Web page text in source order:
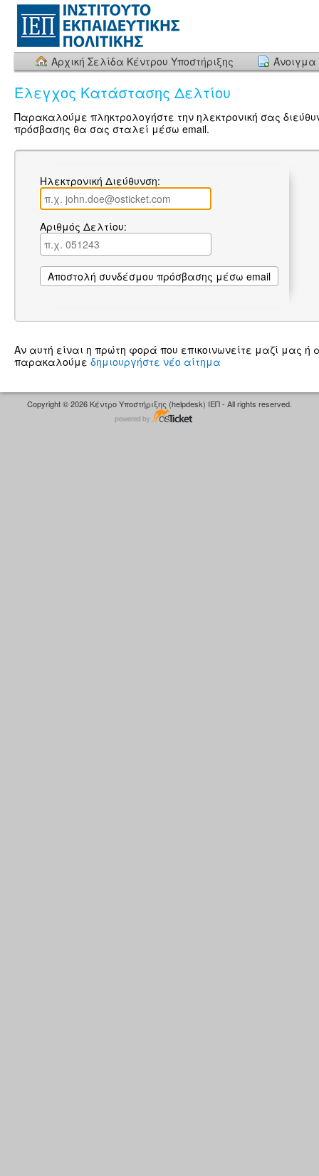
Αρχική Σελίδα Κέντρου Υποστήριξης Άνοιγμα
Έλεγχος Κατάστασης Δελτίου
Παρακαλούμε πληκτρολογήστε την ηλεκτρονική σας
πρόσβασης θα σας σταλεί μέσω email.
Ηλεκτρονική Διεύθυνση:
Αριθμός Δελτίου:
Αν αυτή είναι η πρώτη φορά που επικοινωνείτε μαζί μας ή
παρακαλούμε δημιουργήστε νέο αίτημα
Copyright © 2026 Κέντρο Υποστήριξης (helpdesk) ΙΕΠ - All rights reserved.